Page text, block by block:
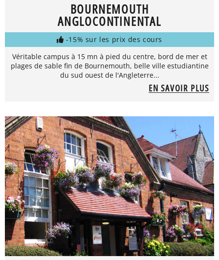
BOURNEMOUTH
ANGLOCONTINENTAL
-15% sur les prix des cours
Véritable campus à 15 mn à pied du centre, bord de mer et
plages de sable fin de Bournemouth, belle ville estudiantine
du sud ouest de l'Angleterre...
EN SAVOIR PLUS